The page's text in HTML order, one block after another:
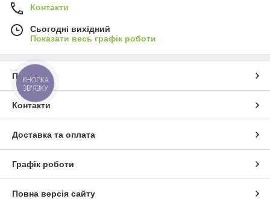
Контакти
Сьогодні вихідний
Показати весь графік роботи
Про нас
Контакти
Доставка та оплата
Графік роботи
Повна версія сайту
КНОПКА
ЗВ'ЯЗКУ